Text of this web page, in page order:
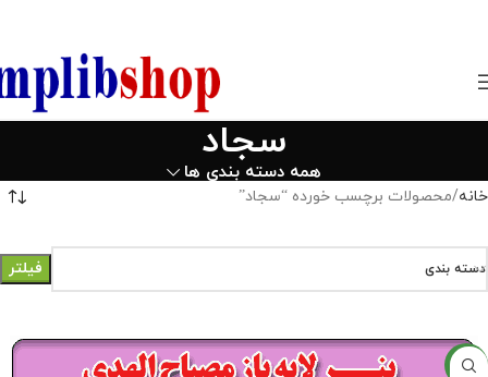
سجاد
همه دسته بندی ها
خانه محصولات برچسب خورده “سجاد”
دسته بندی فیلتر
جدید